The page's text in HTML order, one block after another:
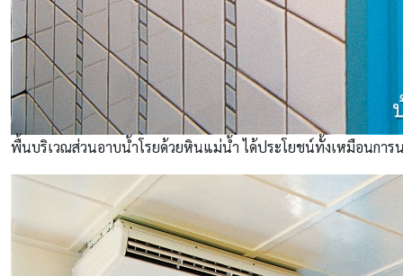
พื้นบริเวณส่วนอาบน้ำโรยด้วยหินแม่น้ำ ได้ประโยชน์ทั้งเหมือนการ